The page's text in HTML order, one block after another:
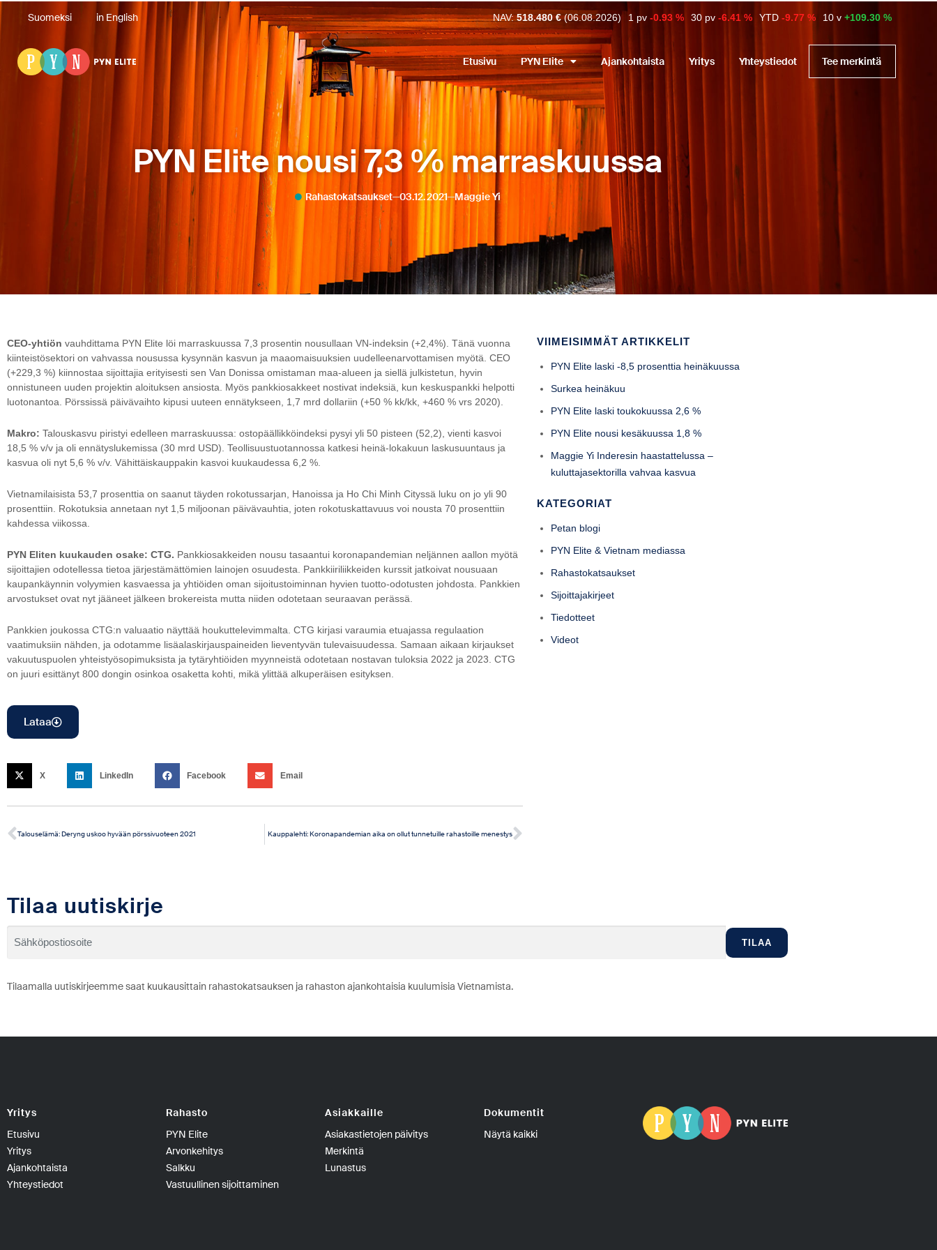
Suomeksi in English NAV: 518.480 € (06.08.2026) 1 pv -0.93 % 30 pv -6.41 % YTD -9.77 % 10 v +109.30 %
Etusivu PYN Elite Ajankohtaista Yritys Yhteystiedot Tee merkintä
PYN Elite nousi 7,3 % marraskuussa
Rahastokatsaukset 03.12.2021 Maggie Yi
CEO-yhtiön vauhdittama PYN Elite löi marraskuussa 7,3 prosentin nousullaan VN-indeksin (+2,4%). Tänä vuonna
kiinteistösektori on vahvassa nousussa kysynnän kasvun ja maaomaisuuksien uudelleenarvottamisen myötä. CEO
(+229,3 %) kiinnostaa sijoittajia erityisesti sen Van Donissa omistaman maa-alueen ja siellä julkistetun, hyvin
onnistuneen uuden projektin aloituksen ansiosta. Myös pankkiosakkeet nostivat indeksiä, kun keskuspankki helpotti
luotonantoa. Pörssissä päivävaihto kipusi uuteen ennätykseen, 1,7 mrd dollariin (+50 % kk/kk, +460 % vrs 2020).
Makro: Talouskasvu piristyi edelleen marraskuussa: ostopäällikköindeksi pysyi yli 50 pisteen (52,2), vienti kasvoi
18,5 % v/v ja oli ennätyslukemissa (30 mrd USD). Teollisuustuotannossa katkesi heinä-lokakuun laskusuuntaus ja
kasvua oli nyt 5,6 % v/v. Vähittäiskauppakin kasvoi kuukaudessa 6,2 %.
Vietnamilaisista 53,7 prosenttia on saanut täyden rokotussarjan, Hanoissa ja Ho Chi Minh Cityssä luku on jo yli 90
prosenttiin. Rokotuksia annetaan nyt 1,5 miljoonan päivävauhtia, joten rokotuskattavuus voi nousta 70 prosenttiin
kahdessa viikossa.
PYN Eliten kuukauden osake: CTG. Pankkiosakkeiden nousu tasaantui koronapandemian neljännen aallon myötä
sijoittajien odotellessa tietoa järjestämättömien lainojen osuudesta. Pankkiiriliikkeiden kurssit jatkoivat nousuaan
kaupankäynnin volyymien kasvaessa ja yhtiöiden oman sijoitustoiminnan hyvien tuotto-odotusten johdosta. Pankkien
arvostukset ovat nyt jääneet jälkeen brokereista mutta niiden odotetaan seuraavan perässä.
Pankkien joukossa CTG:n valuaatio näyttää houkuttelevimmalta. CTG kirjasi varaumia etuajassa regulaation
vaatimuksiin nähden, ja odotamme lisäalaskirjauspaineiden lieventyvän tulevaisuudessa. Samaan aikaan kirjaukset
vakuutuspuolen yhteistyösopimuksista ja tytäryhtiöiden myynneistä odotetaan nostavan tuloksia 2022 ja 2023. CTG
on juuri esittänyt 800 dongin osinkoa osaketta kohti, mikä ylittää alkuperäisen esityksen.
Lataa
X LinkedIn Facebook Email
Talouselämä: Deryng uskoo hyvään pörssivuoteen 2021 Kauppalehti: Koronapandemian aika on ollut tunnetuille rahastoille menestys
VIIMEISIMMÄT ARTIKKELIT
PYN Elite laski -8,5 prosenttia heinäkuussa
Surkea heinäkuu
PYN Elite laski toukokuussa 2,6 %
PYN Elite nousi kesäkuussa 1,8 %
Maggie Yi Inderesin haastattelussa –
kuluttajasektorilla vahvaa kasvua
KATEGORIAT
Petan blogi
PYN Elite & Vietnam mediassa
Rahastokatsaukset
Sijoittajakirjeet
Tiedotteet
Videot
Tilaa uutiskirje
Tilaamalla uutiskirjeemme saat kuukausittain rahastokatsauksen ja rahaston ajankohtaisia kuulumisia Vietnamista.
Yritys
Etusivu
Yritys
Ajankohtaista
Yhteystiedot
Rahasto
PYN Elite
Arvonkehitys
Salkku
Vastuullinen sijoittaminen
Asiakkaille
Asiakastietojen päivitys
Merkintä
Lunastus
Dokumentit
Näytä kaikki